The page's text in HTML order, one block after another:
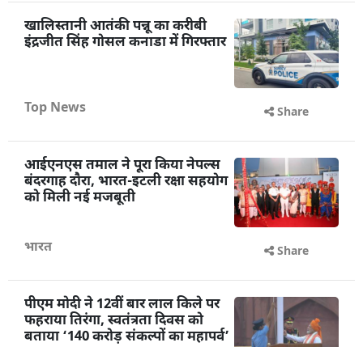
खालिस्तानी आतंकी पन्नू का करीबी
इंद्रजीत सिंह गोसल कनाडा में गिरफ्तार
Top News Share
आईएनएस तमाल ने पूरा किया नेपल्स
बंदरगाह दौरा, भारत-इटली रक्षा सहयोग
को मिली नई मजबूती
भारत Share
पीएम मोदी ने 12वीं बार लाल किले पर
फहराया तिरंगा, स्वतंत्रता दिवस को
बताया ‘140 करोड़ संकल्पों का महापर्व’